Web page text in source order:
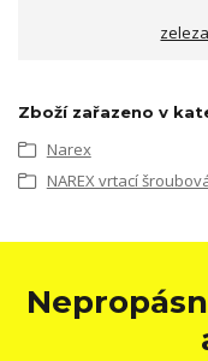
Zboží zařazeno v
Narex
NAREX vrtací